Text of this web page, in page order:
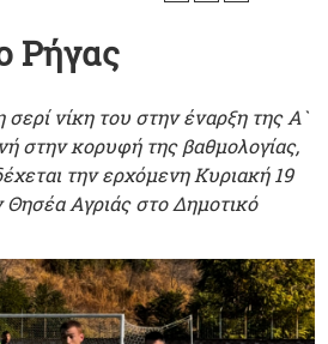
Ρήγας
νίκη του στην έναρξη της Α`
στην κορυφή της βαθμολογίας,
την ερχόμενη Κυριακή 19
Θησέα Αγριάς στο Δημοτικό